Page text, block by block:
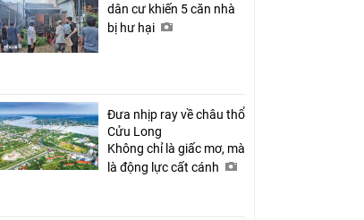
dân cư khiến 5 căn nhà
bị hư hại
Đưa nhịp ray về châu thổ
Cửu Long
Không chỉ là giấc mơ, mà
là động lực cất cánh